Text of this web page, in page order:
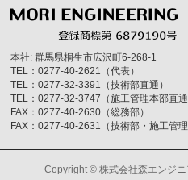
本社: 群馬県桐生市広沢町6-268-1
TEL：0277-40-2621（代表）
TEL：0277-32-3391（技術部直通）
TEL：0277-32-3747（施工管理本部直通
FAX：0277-40-2630（総務部）
FAX：0277-40-2631（技術部・施工管理
Copyright © 株式会社森エンジ